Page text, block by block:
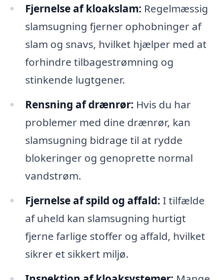
Fjernelse af kloakslam: Regelmæssig
slamsugning fjerner ophobninger af
slam og snavs, hvilket hjælper med at
forhindre tilbagestrømning og
stinkende lugtgener.
Rensning af drænrør: Hvis du har
problemer med dine drænrør, kan
slamsugning bidrage til at rydde
blokeringer og genoprette normal
vandstrøm.
Fjernelse af spild og affald: I tilfælde
af uheld kan slamsugning hurtigt
fjerne farlige stoffer og affald, hvilket
sikrer et sikkert miljø.